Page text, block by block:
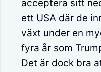
acceptera sitt
ett USA där de
växt under en
fyra år som
Det är dock bra